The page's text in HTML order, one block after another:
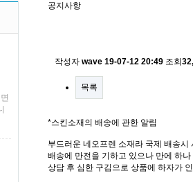
공지사항
작성자 wave 19-07-12 20:49 조회
목록
*스킨소재의 배송에 관한 알림
부드러운 네오프렌 소재라 국제 배송
배송에 만전을 기하고 있으나 만에 하
상담 후 심한 구김으로 상품에 하자가